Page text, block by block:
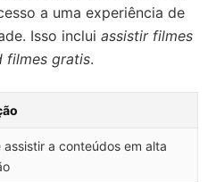
a uma experiência de
Isso inclui assistir filmes
filmes gratis.
assistir a conteúdos em alta